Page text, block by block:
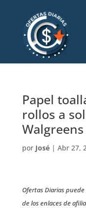
Papel
rollos a
Walgreens
por José| Abr 27,
Ofertas Diarias
de los enlaces de